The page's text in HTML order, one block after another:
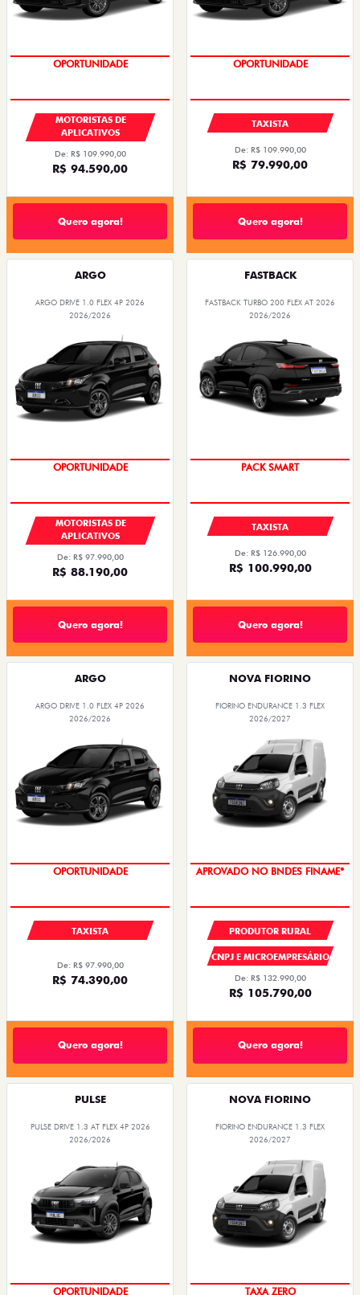
OPORTUNIDADE
MOTORISTAS DE
APLICATIVOS
De: R$ 109.990,00
R$ 94.590,00
Quero agora!
OPORTUNIDADE
TAXISTA
De: R$ 109.990,00
R$ 79.990,00
Quero agora!
ARGO
ARGO DRIVE 1.0 FLEX 4P 2026
2026/2026
OPORTUNIDADE
MOTORISTAS DE
APLICATIVOS
De: R$ 97.990,00
R$ 88.190,00
Quero agora!
FASTBACK
FASTBACK TURBO 200 FLEX AT 2026
2026/2026
PACK SMART
TAXISTA
De: R$ 126.990,00
R$ 100.990,00
Quero agora!
ARGO
ARGO DRIVE 1.0 FLEX 4P 2026
2026/2026
OPORTUNIDADE
TAXISTA
De: R$ 97.990,00
R$ 74.390,00
Quero agora!
NOVA FIORINO
FIORINO ENDURANCE 1.3 FLEX
2026/2027
APROVADO NO BNDES FINAME*
PRODUTOR RURAL
CNPJ E MICROEMPRESÁRIO
De: R$ 132.990,00
R$ 105.790,00
Quero agora!
PULSE
PULSE DRIVE 1.3 AT FLEX 4P 2026
2026/2026
OPORTUNIDADE
NOVA FIORINO
FIORINO ENDURANCE 1.3 FLEX
2026/2027
TAXA ZERO